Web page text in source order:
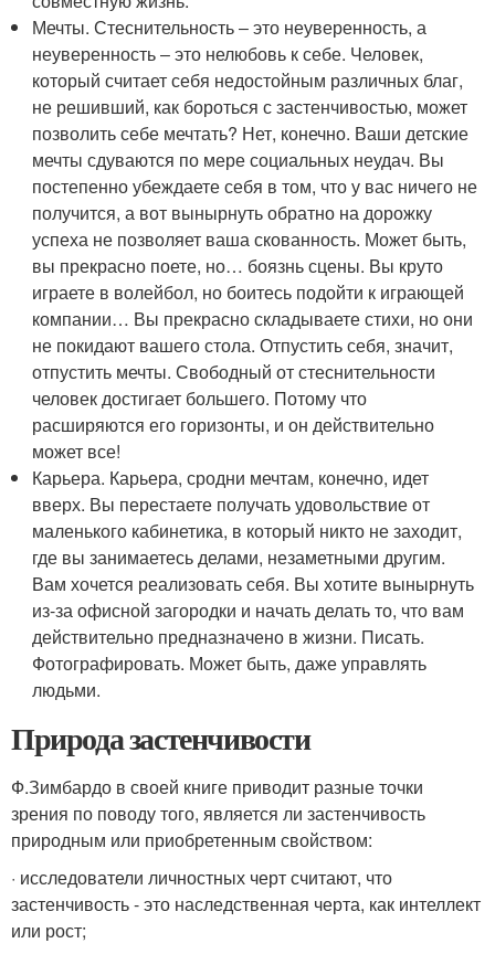
Мечты. Стеснительность ‒ это неуверенность, а
неуверенность ‒ это нелюбовь к себе. Человек,
который считает себя недостойным различных благ,
не решивший, как бороться с застенчивостью, может
позволить себе мечтать? Нет, конечно. Ваши детские
мечты сдуваются по мере социальных неудач. Вы
постепенно убеждаете себя в том, что у вас ничего не
получится, а вот вынырнуть обратно на дорожку
успеха не позволяет ваша скованность. Может быть,
вы прекрасно поете, но… боязнь сцены. Вы круто
играете в волейбол, но боитесь подойти к играющей
компании… Вы прекрасно складываете стихи, но они
не покидают вашего стола. Отпустить себя, значит,
отпустить мечты. Свободный от стеснительности
человек достигает большего. Потому что
расширяются его горизонты, и он действительно
может все!
Карьера. Карьера, сродни мечтам, конечно, идет
вверх. Вы перестаете получать удовольствие от
маленького кабинетика, в который никто не заходит,
где вы занимаетесь делами, незаметными другим.
Вам хочется реализовать себя. Вы хотите вынырнуть
из-за офисной загородки и начать делать то, что вам
действительно предназначено в жизни. Писать.
Фотографировать. Может быть, даже управлять
людьми.
Природа застенчивости
Ф.Зимбардо в своей книге приводит разные точки
зрения по поводу того, является ли застенчивость
природным или приобретенным свойством:
· исследователи личностных черт считают, что
застенчивость - это наследственная черта, как интеллект
или рост;